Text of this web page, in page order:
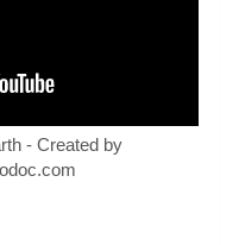
- Created by